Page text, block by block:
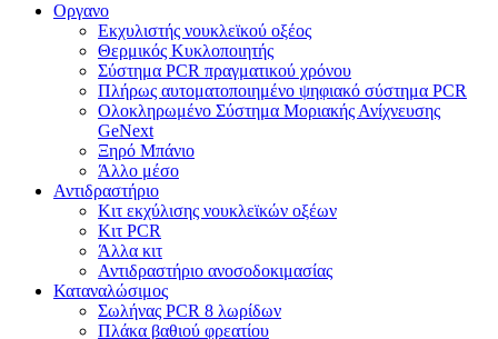
Οργανο
Εκχυλιστής νουκλεϊκού οξέος
Θερμικός Κυκλοποιητής
Σύστημα PCR πραγματικού χρόνου
Πλήρως αυτοματοποιημένο ψηφιακό σύστημα PCR
Ολοκληρωμένο Σύστημα Μοριακής Ανίχνευσης
GeNext
Ξηρό Μπάνιο
Άλλο μέσο
Αντιδραστήριο
Κιτ εκχύλισης νουκλεϊκών οξέων
Κιτ PCR
Άλλα κιτ
Αντιδραστήριο ανοσοδοκιμασίας
Καταναλώσιμος
Σωλήνας PCR 8 λωρίδων
Πλάκα βαθιού φρεατίου